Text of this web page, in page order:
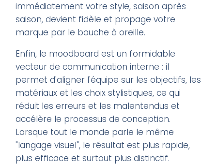
immédiatement votre style, saison après
saison, devient fidèle et propage votre
marque par le bouche à oreille.
Enfin, le moodboard est un formidable
vecteur de communication interne : il
permet d'aligner l'équipe sur les objectifs, les
matériaux et les choix stylistiques, ce qui
réduit les erreurs et les malentendus et
accélère le processus de conception.
Lorsque tout le monde parle le même
"langage visuel", le résultat est plus rapide,
plus efficace et surtout plus distinctif.